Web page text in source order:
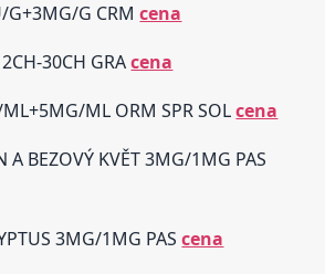
G+3MG/G CRMcena
2CH-30CH GRAcena
ML+5MG/ML ORM SPR SOLcena
A BEZOVÝ KVĚT 3MG/1MG PAS
3MG/1MG PAScena